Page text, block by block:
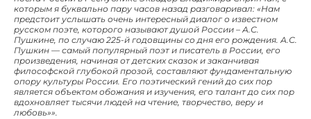
которым я буквально пару часов назад разговаривал: «Нам
предстоит услышать очень интересный диалог о известном
русском поэте, которого называют душой России – А.С.
Пушкине, по случаю 225-й годовщины со дня его рождения. А.С.
Пушкин — самый популярный поэт и писатель в России, его
произведения, начиная от детских сказок и заканчивая
философской глубокой прозой, составляют фундаментальную
опору культуры России. Его поэтический гений до сих пор
является объектом обожания и изучения, его талант до сих пор
вдохновляет тысячи людей на чтение, творчество, веру и
любовь»».